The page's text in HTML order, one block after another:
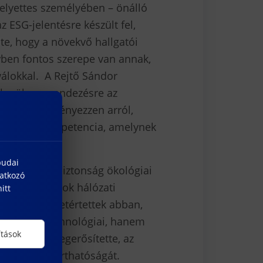
személyében – önálló
ESG-jelentésre készült fel,
hogy a növekvő hallgatói
fontos szerepe van annak,
A Rejtő Sándor
megrendezésre az
kezdeményezzen arról,
élő kompetencia, amelynek
a vízbiztonság ökológiai
hálózati
egyetértettek abban,
csupán technológiai, hanem
megerősítette, az
fenntarthatóságát.